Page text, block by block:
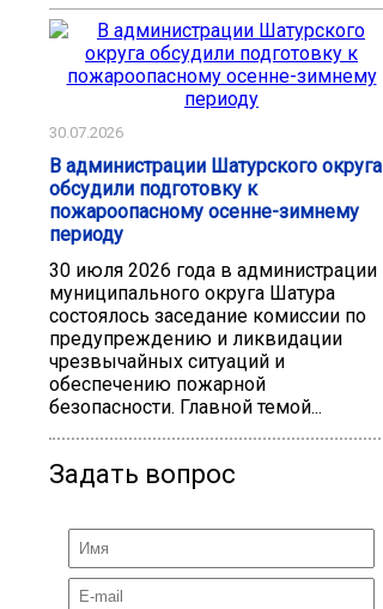
30.07.2026
В администрации Шатурского округа
обсудили подготовку к
пожароопасному осенне-зимнему
периоду
30 июля 2026 года в администрации
муниципального округа Шатура
состоялось заседание комиссии по
предупреждению и ликвидации
чрезвычайных ситуаций и
обеспечению пожарной
безопасности. Главной темой...
Задать вопрос